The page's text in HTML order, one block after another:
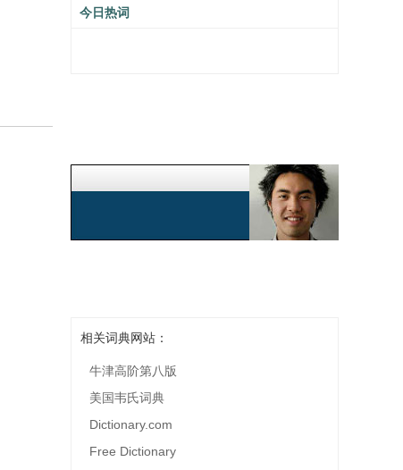
今日热词
相关词典网站：
牛津高阶第八版
美国韦氏词典
Dictionary.com
Free Dictionary